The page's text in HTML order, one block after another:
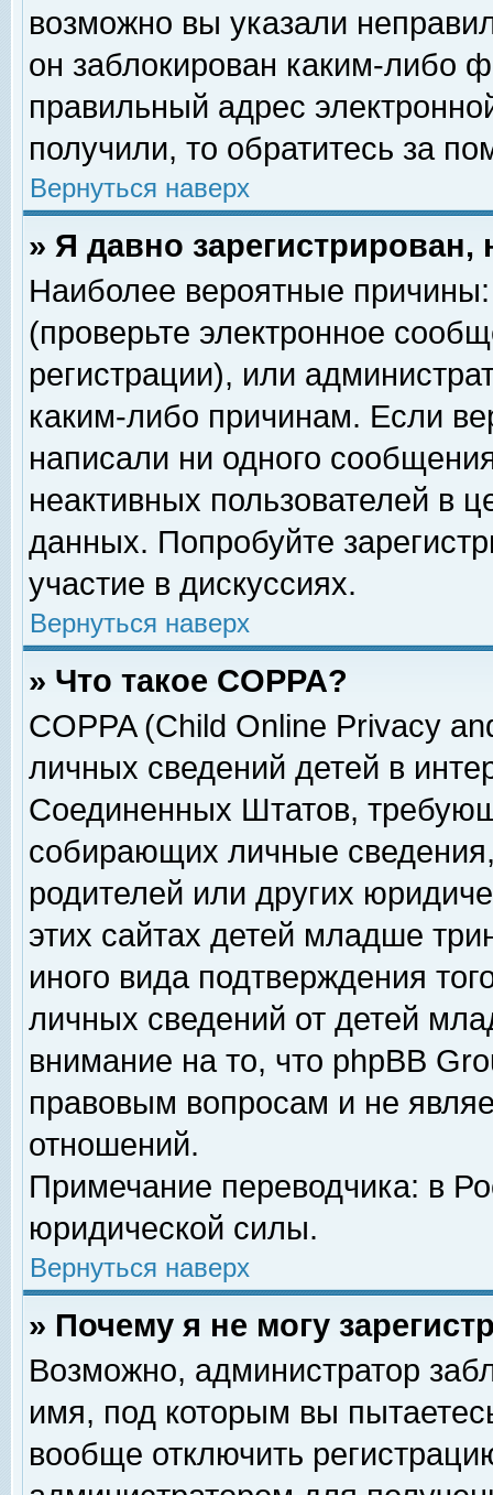
возможно вы указали
он заблокирован каким-либо
правильный адрес
получили, то обратитесь за
Вернуться наверх
» Я давно
Наиболее вероятные
(проверьте электронное
регистрации), или
каким-либо причинам. Если
написали ни одного
неактивных пользователей в
данных. Попробуйте
участие в дискуссиях.
Вернуться наверх
» Что такое COPPA?
COPPA (Child Online Privacy
личных сведений детей в
Соединенных Штатов,
собирающих личные
родителей или других
этих сайтах детей младше
иного вида подтверждения
личных сведений от детей
внимание на то, что phpBB
правовым вопросам и не
отношений.
Примечание переводчика: в
юридической силы.
Вернуться наверх
» Почему я не могу
Возможно, администратор
имя, под которым вы
вообще отключить